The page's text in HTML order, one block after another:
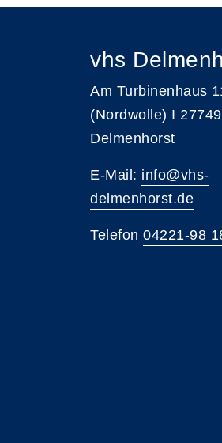
vhs
Am Turbinenhaus
(Nordwolle) I 27749
Delmenhorst
E-Mail: info@vhs-
delmenhorst.de
Telefon 04221-98